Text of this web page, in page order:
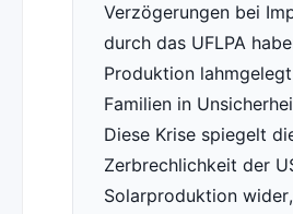
Verzögerungen bei
durch das UFLPA
Produktion
Familien in
Diese Krise spiegelt
Zerbrechlichkeit der
Solarproduktion